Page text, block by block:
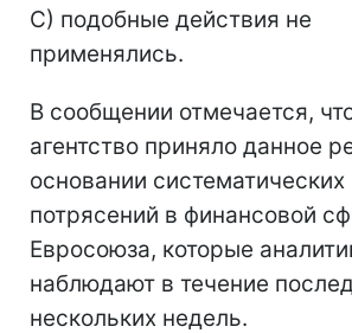
С) подобные действия не
применялись.
В сообщении отмечается,
агентство приняло данное
основании систематических
потрясений в финансовой
Евросоюза, которые
наблюдают в течение
нескольких недель.